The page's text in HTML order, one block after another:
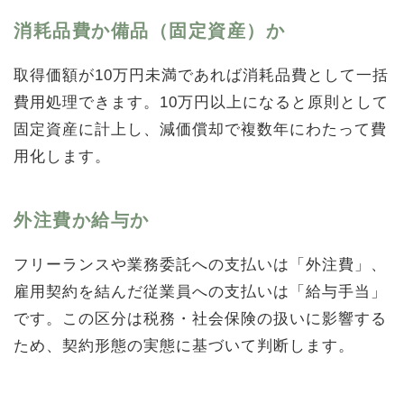
消耗品費か備品（固定資産）か
取得価額が10万円未満であれば消耗品費として一括
費用処理できます。10万円以上になると原則として
固定資産に計上し、減価償却で複数年にわたって費
用化します。
外注費か給与か
フリーランスや業務委託への支払いは「外注費」、
雇用契約を結んだ従業員への支払いは「給与手当」
です。この区分は税務・社会保険の扱いに影響する
ため、契約形態の実態に基づいて判断します。